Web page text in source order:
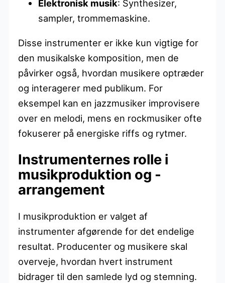
Elektronisk musik: Synthesizer,
sampler, trommemaskine.
Disse instrumenter er ikke kun vigtige for
den musikalske komposition, men de
påvirker også, hvordan musikere optræder
og interagerer med publikum. For
eksempel kan en jazzmusiker improvisere
over en melodi, mens en rockmusiker ofte
fokuserer på energiske riffs og rytmer.
Instrumenternes rolle i
musikproduktion og -
arrangement
I musikproduktion er valget af
instrumenter afgørende for det endelige
resultat. Producenter og musikere skal
overveje, hvordan hvert instrument
bidrager til den samlede lyd og stemning.